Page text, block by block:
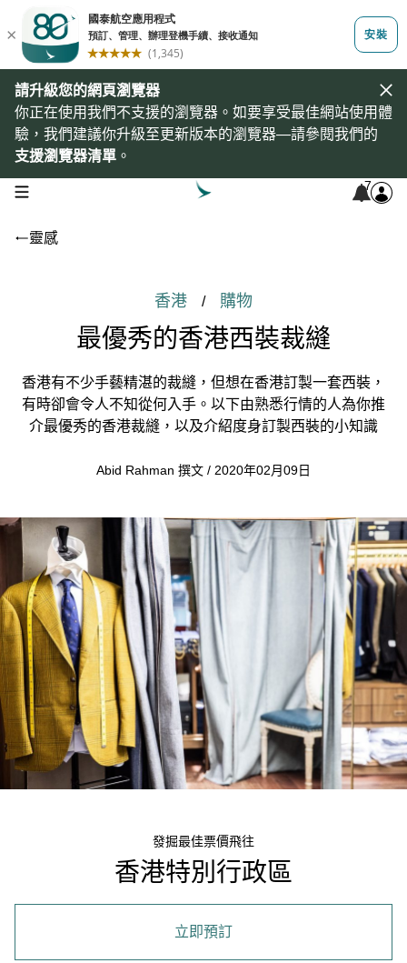
請升級您的網頁瀏覽器
你正在使用我們不支援的瀏覽器。如要享受最佳網站使用體
驗，我們建議你升級至更新版本的瀏覽器—請參閱我們的
支援瀏覽器清單 。
open navigation menu 7
靈感
香港 / 購物
最優秀的香港西裝裁縫
香港有不少手藝精湛的裁縫，但想在香港訂製一套西裝，
有時卻會令人不知從何入手。以下由熟悉行情的人為你推
介最優秀的香港裁縫，以及介紹度身訂製西裝的小知識
Abid Rahman 撰文 / 2020年02月09日
發掘最佳票價飛往
香港特別行政區
立即預訂